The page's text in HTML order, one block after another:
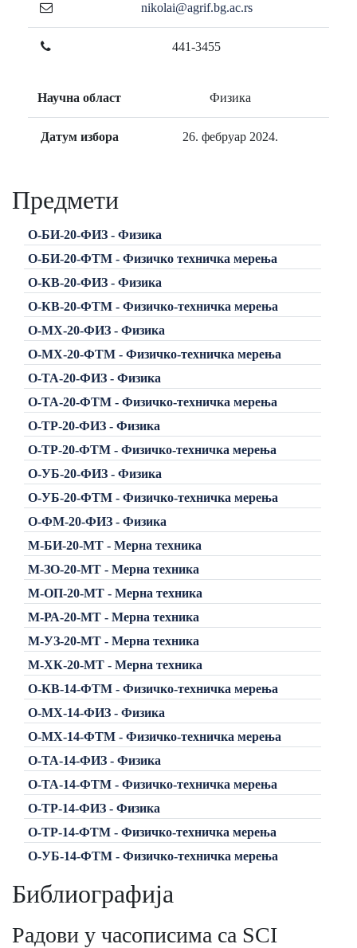
nikolai@agrif.bg.ac.rs
441-3455
Научна област Физика
Датум избора 26. фебруар 2024.
Предмети
О-БИ-20-ФИЗ - Физика
О-БИ-20-ФТМ - Физичко техничка мерења
О-КВ-20-ФИЗ - Физика
О-КВ-20-ФТМ - Физичко-техничка мерења
О-МХ-20-ФИЗ - Физика
О-МХ-20-ФТМ - Физичко-техничка мерења
О-ТА-20-ФИЗ - Физика
О-ТА-20-ФТМ - Физичко-техничка мерења
О-ТР-20-ФИЗ - Физика
О-ТР-20-ФТМ - Физичко-техничка мерења
О-УБ-20-ФИЗ - Физика
О-УБ-20-ФТМ - Физичко-техничка мерења
О-ФМ-20-ФИЗ - Физика
М-БИ-20-МТ - Мерна техника
М-ЗО-20-МТ - Мерна техника
М-ОП-20-МТ - Мерна техника
М-РА-20-МТ - Мерна техника
М-УЗ-20-МТ - Мерна техника
М-ХК-20-МТ - Мерна техника
О-КВ-14-ФТМ - Физичко-техничка мерења
О-МХ-14-ФИЗ - Физика
О-МХ-14-ФТМ - Физичко-техничка мерења
О-ТА-14-ФИЗ - Физика
О-ТА-14-ФТМ - Физичко-техничка мерења
О-ТР-14-ФИЗ - Физика
О-ТР-14-ФТМ - Физичко-техничка мерења
О-УБ-14-ФТМ - Физичко-техничка мерења
Библиографија
Радови у часописима са SCI